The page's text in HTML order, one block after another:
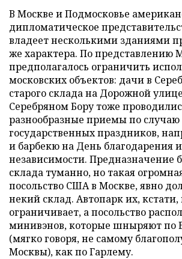
В Москве и Подмосковье
дипломатическое
владеет несколькими зданиями
же характера. По представлению
предполагалось ограничить
московских объектов: дачи в
старого склада на Дорожной
Серебряном Бору тоже
разнообразные приемы по случаю
государственных праздников,
и барбекю на День благодарения
независимости. Предназначение
склада туманно, но такая
посольство США в Москве, явно
некий склад. Автопарк их, кстати,
ограничивает, а посольство
минивэнов, которые шныряют по
(мягко говоря, не самому
Москвы), как по Гарлему.